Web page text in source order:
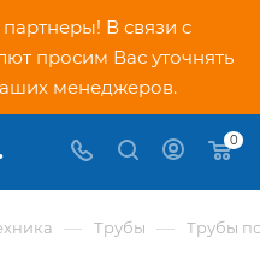
В связи с
просим Вас уточнять
менеджеров.
PNDtech.ru 0
— Трубы — Трубы